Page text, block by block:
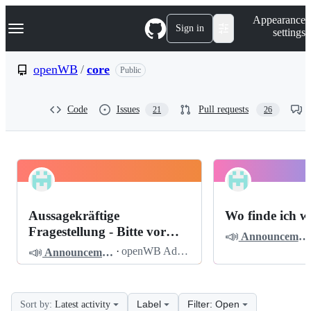
k
p
Navigation Menu Sign in
Appearance
settings
openWB / core Public
Code Issues 21 Pull requests 26
openWB
Discussions
Pinned
Aussagekräftige
Fragestellung - Bitte vor
dem Posten lesen
📣 Announcements · openWB Admin
Wo finde ich
📣 Announcements
Sort by: Latest activity Label Filter: Open